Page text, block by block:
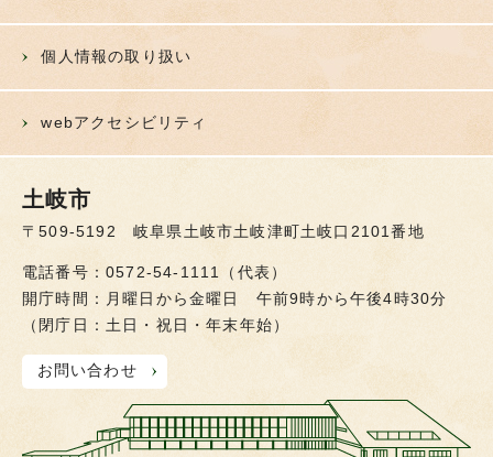
個人情報の取り扱い
webアクセシビリティ
土岐市
〒509-5192 岐阜県土岐市土岐津町土岐口2101番地
電話番号：0572-54-1111（代表）
開庁時間：月曜日から金曜日 午前9時から午後4時30分
（閉庁日：土日・祝日・年末年始）
お問い合わせ